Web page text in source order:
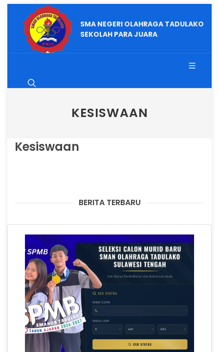
SMA NEGERI OLAHRAGA TADULAKO
SEKOLAH PARA JUARA
KESISWAAN
Kesiswaan
BERITA TERBARU